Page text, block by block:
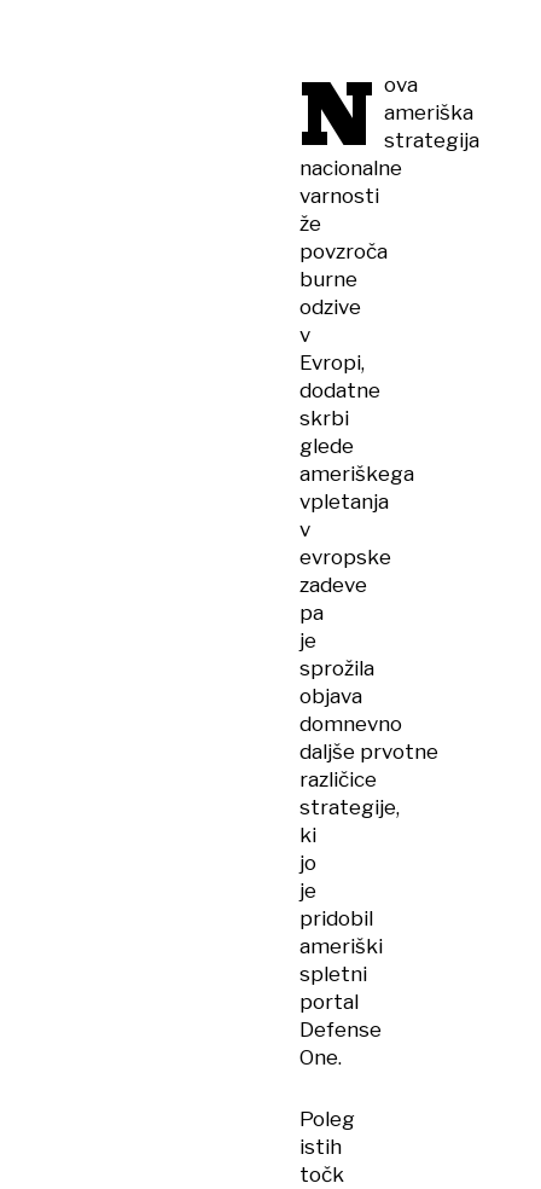
N ova
ameriška
strategija
nacionalne
varnosti
že
povzroča
burne
odzive
v
Evropi,
dodatne
skrbi
glede
ameriškega
vpletanja
v
evropske
zadeve
pa
je
sprožila
objava
domnevno
daljše prvotne
različice
strategije,
ki
jo
je
pridobil
ameriški
spletni
portal
Defense
One.
Poleg
istih
točk